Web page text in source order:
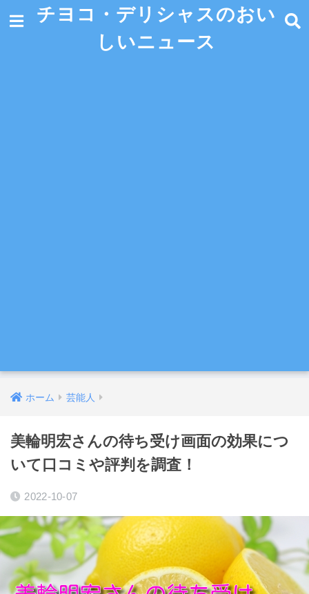
チヨコ・デリシャスのおい
しいニュース
ホーム 芸能人
美輪明宏さんの待ち受け画面の効果につ
いて口コミや評判を調査！
2022-10-07